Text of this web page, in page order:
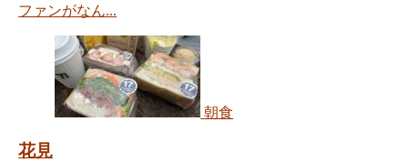
ファンがなん...
朝食
花見